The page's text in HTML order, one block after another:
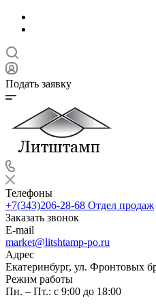
Подать заявку
Телефоны
+7(343)206-28-68 Отдел продаж
Заказать звонок
E-mail
market@litshtamp-po.ru
Адрес
Екатеринбург, ул. Фронтовых
Режим работы
Пн. – Пт.: с 9:00 до 18:00